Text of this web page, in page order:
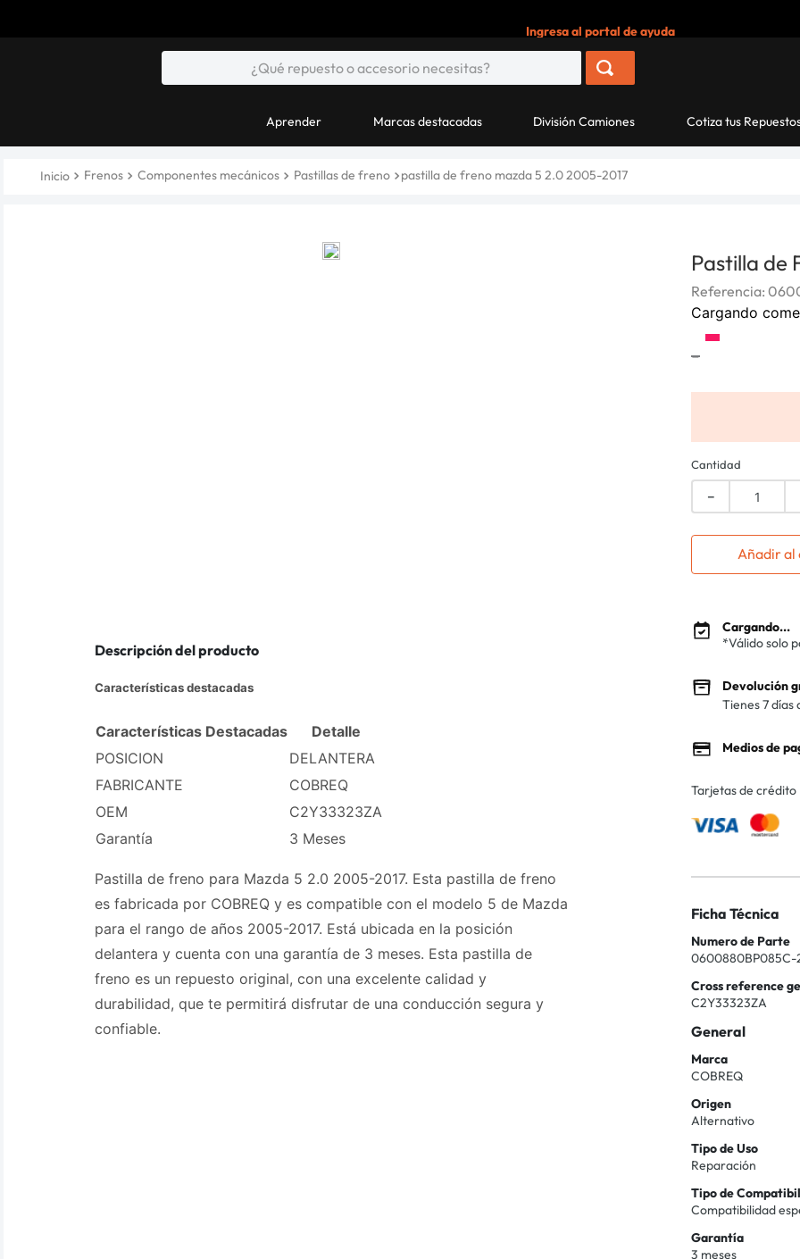
Ingresa al portal de ayuda
Aprender Marcas destacadas División Camiones Cotiza tus
Frenos Componentes mecánicos Pastillas de freno pastilla de freno mazda 5 2.0 2005-2017
Descripción del producto
Características destacadas
Características Destacadas
Detalle
POSICION
DELANTERA
FABRICANTE
COBREQ
OEM
C2Y33323ZA
Garantía
3 Meses
Pastilla de freno para Mazda 5 2.0 2005-2017. Esta pastilla de freno
es fabricada por COBREQ y es compatible con el modelo 5 de Mazda
para el rango de años 2005-2017. Está ubicada en la posición
delantera y cuenta con una garantía de 3 meses. Esta pastilla de
freno es un repuesto original, con una excelente calidad y
durabilidad, que te permitirá disfrutar de una conducción segura y
confiable.
Pastilla de
Referencia:
Cargando
-
Cantidad
－
Añadir
Cargando...
*Válido solo
Devolución
Tienes 7 días
Medios de
Tarjetas de crédito
Ficha Técnica
Numero de Parte
0600880BP085C-
Cross reference
C2Y33323ZA
General
Marca
COBREQ
Origen
Alternativo
Tipo de Uso
Reparación
Tipo de
Compatibilidad
Garantía
3 meses